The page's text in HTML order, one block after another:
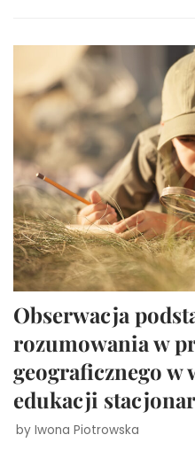
Obserwacja
rozumowania w
geograficznego w
edukacji
by Iwona Piotrowska